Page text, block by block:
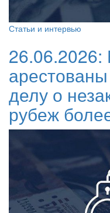
Статьи и интервью
26.06.2026:
делу о
рубеж